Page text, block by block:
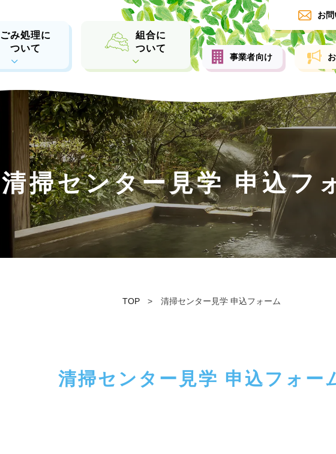
ごみ処理に
ついて
組合に
ついて
事業者向け
お
清掃センター見学 申込フ
TOP 清掃センター見学 申込フォーム
清掃センター見学 申込フォー